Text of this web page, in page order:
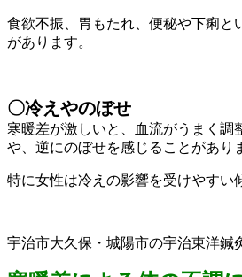
食欲不振、胃もたれ、便秘や下痢と
があります。
〇冷えやのぼせ
寒暖差が激しいと、血流がうまく調
や、逆にのぼせを感じることがあり
特に女性は冷えの影響を受けやすい
宇治市大久保・城陽市の宇治東洋鍼